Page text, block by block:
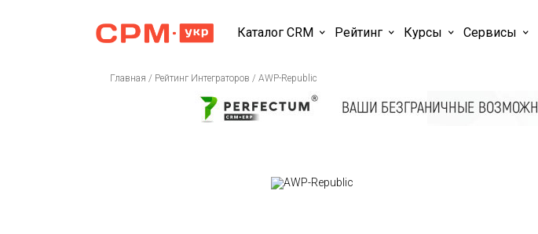
Каталог CRM Рейтинг Курсы Cервисы
Главная / Рейтинг Интеграторов / AWP-Republic